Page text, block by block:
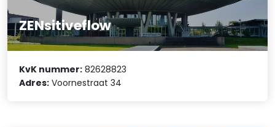
ZENsitiveflow
KvK nummer: 82628823
Adres: Voornestraat 34